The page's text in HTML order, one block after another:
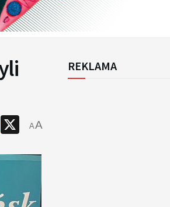
Facebook
X
AA
REKLAMA